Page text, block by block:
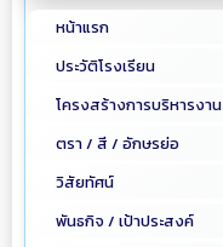
หน้าแรก
ประวัติโรงเรียน
โครงสร้างการบริหารงาน
ตรา / สี / อักษรย่อ
วิสัยทัศน์
พันธกิจ / เป้าประสงค์